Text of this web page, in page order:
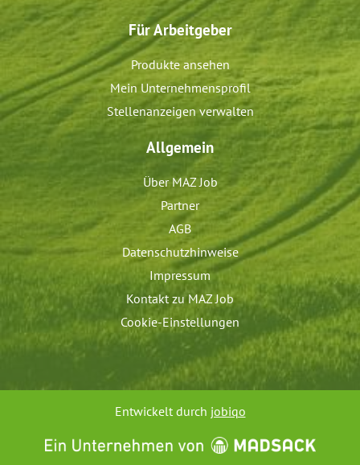
Für Arbeitgeber
Produkte ansehen
Mein Unternehmensprofil
Stellenanzeigen verwalten
Allgemein
Über MAZ Job
Partner
AGB
Datenschutzhinweise
Impressum
Kontakt zu MAZ Job
Cookie-Einstellungen
Entwickelt durch jobiqo